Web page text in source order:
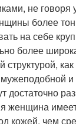
не
более
на себе
более
достаточно
женщина
кожей, чем